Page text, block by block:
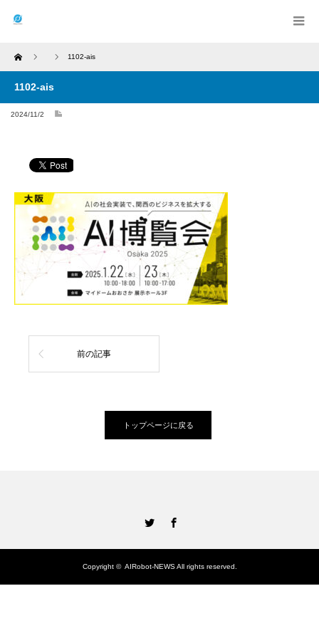
Home 1102-ais
1102-ais
2024/11/2
前の記事
トップページに戻る
Copyright © AIRobot-NEWSAll rights reserved.